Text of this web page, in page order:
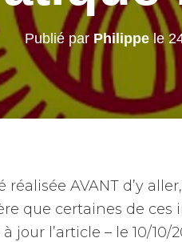
Publié par Philippele
AVANT d’y
que certaines de ces
l’article – le 10/10/